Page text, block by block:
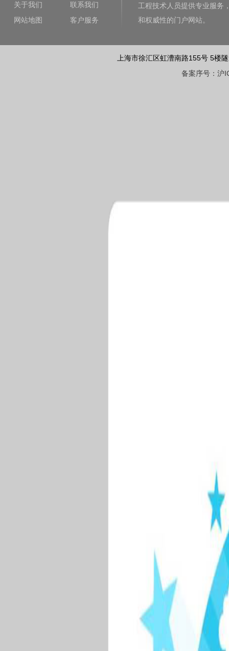
关于我们
联系我们
网站地图
客户服务
工程技术人员提供专业服务
和权威性的门户网站。
上海市徐汇区虹漕南路155号 5楼
备案序号：沪